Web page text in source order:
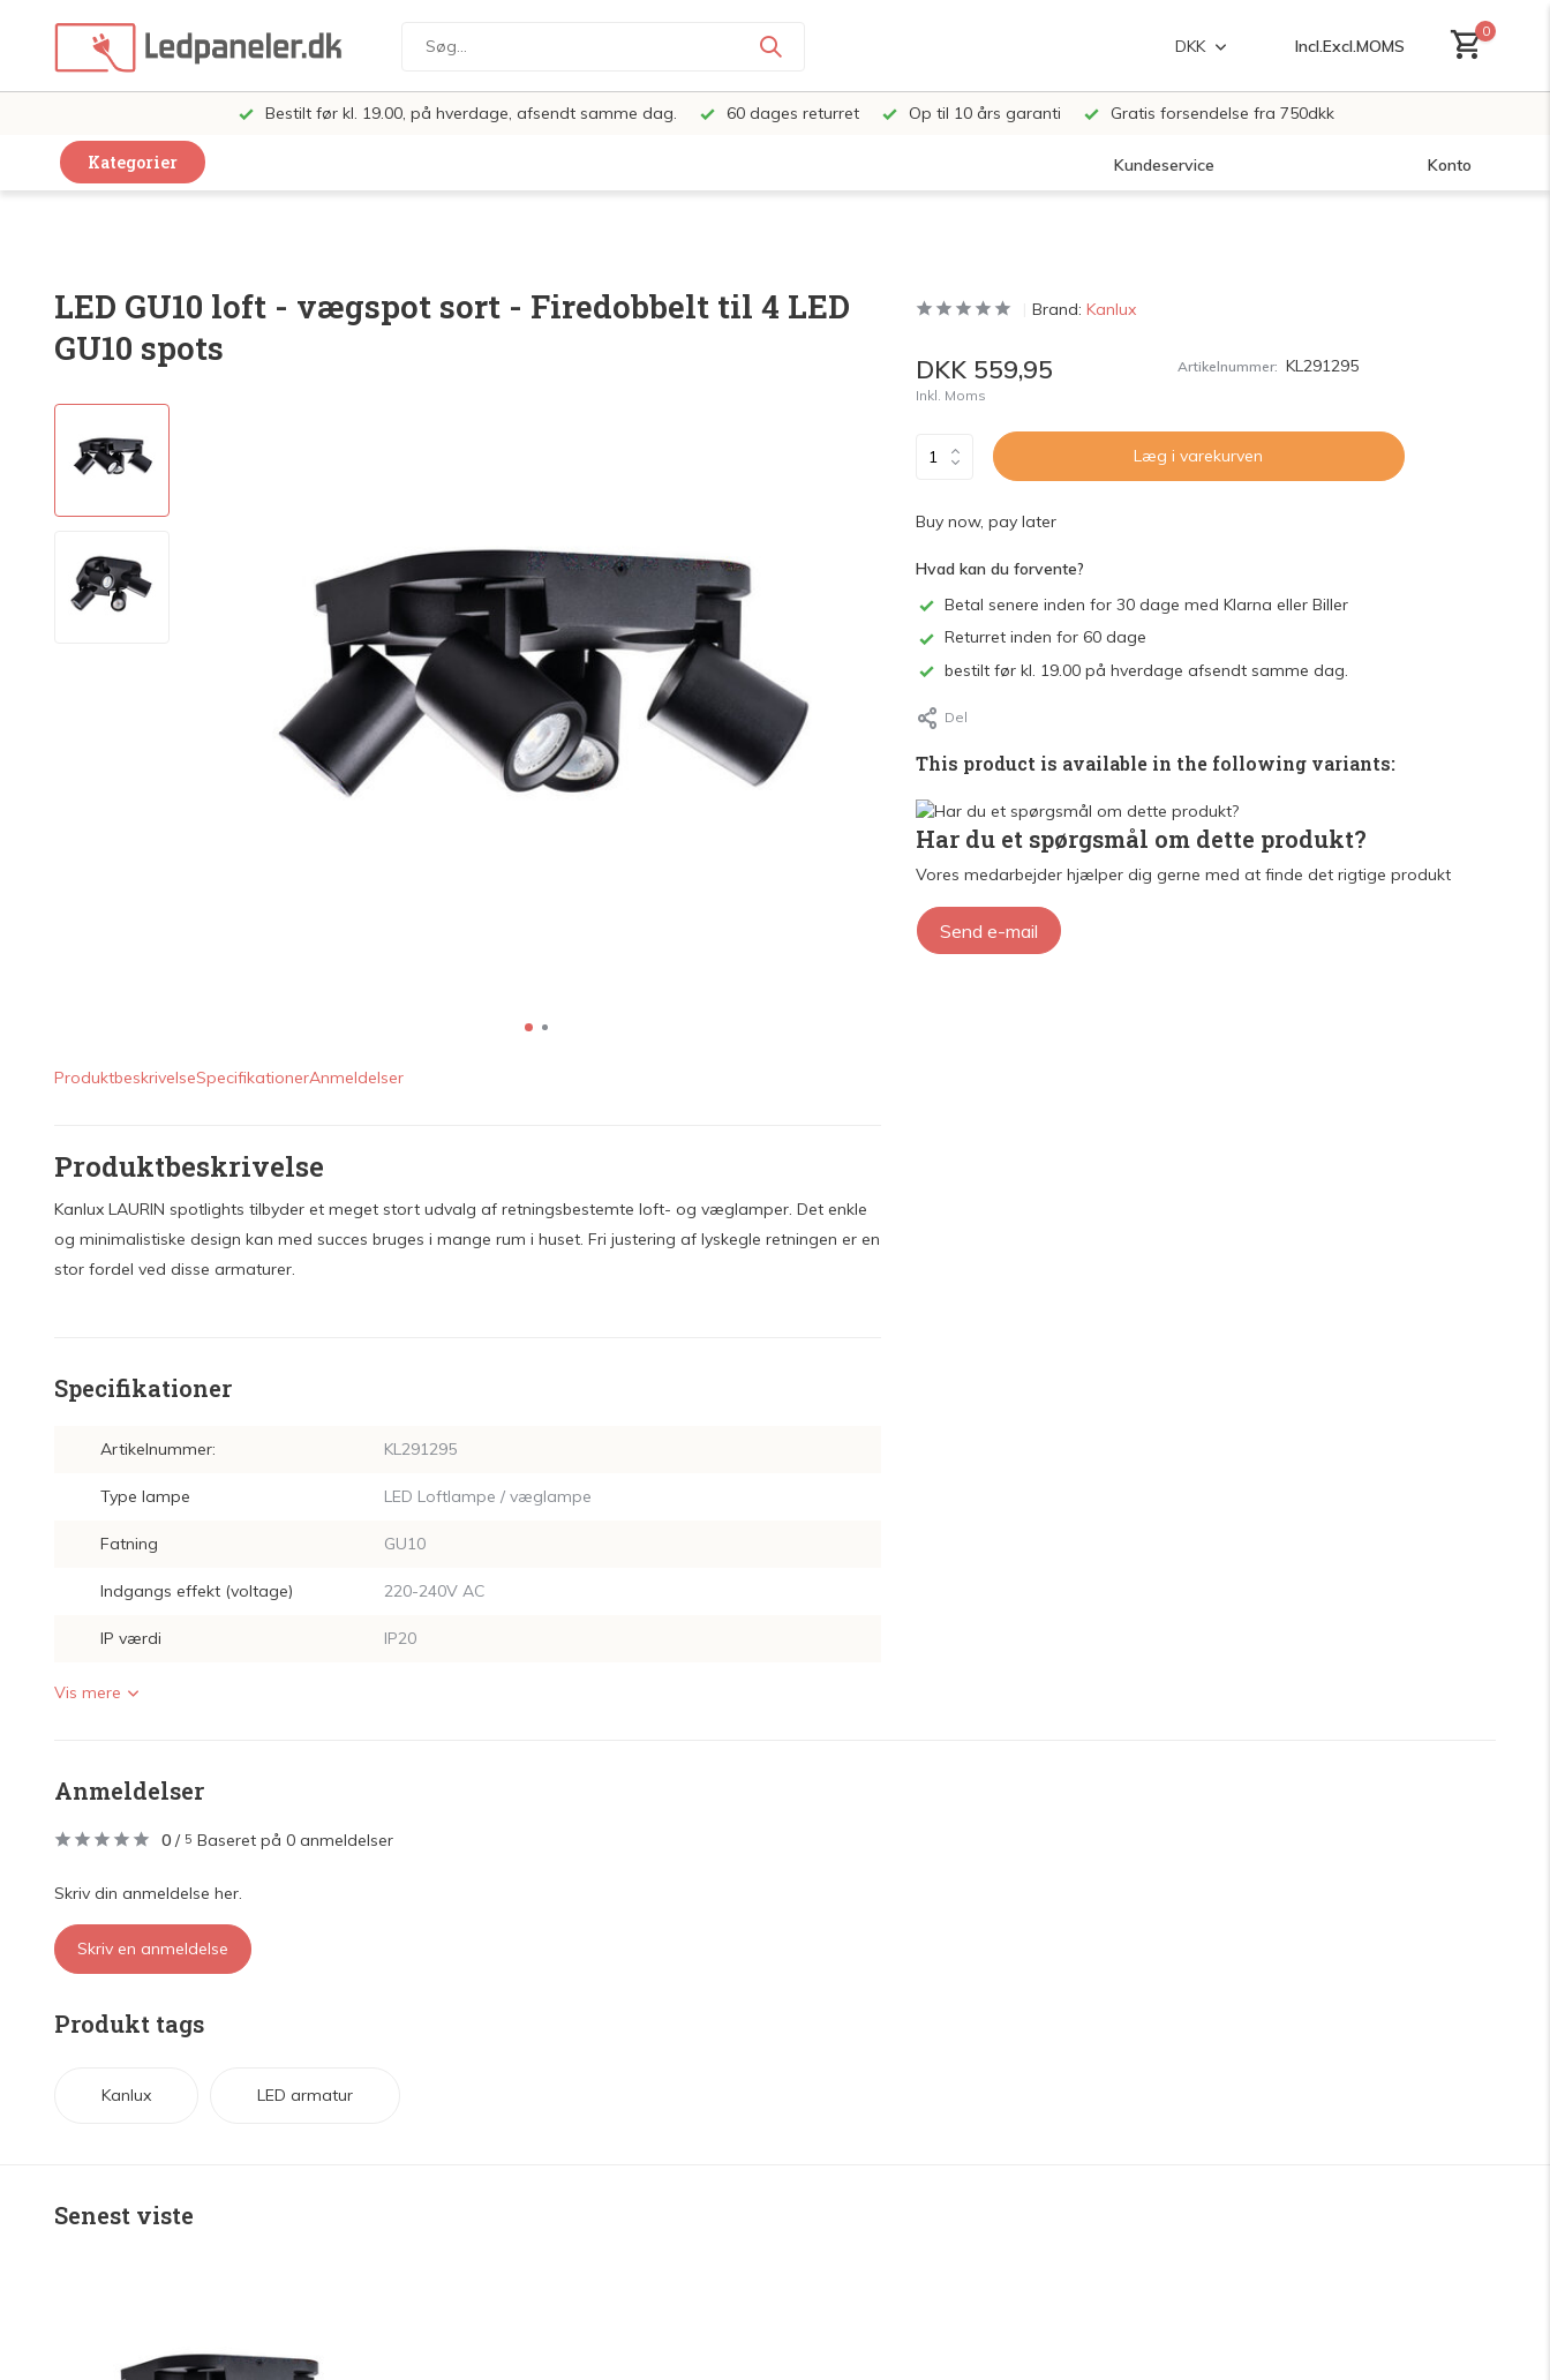
DKK Incl.Excl.MOMS
0
Bestilt før kl. 19.00, på hverdage, afsendt samme dag. 60 dages returret Op til 10 års garanti Gratis forsendelse fra 750dkk
Kategorier Kundeservice Konto
LED Loft og Væglamper
LED Spots og lamper
LED Pærer
LED Armatur Komplet
LED High Bay Industrilamper
LED Projektørlamper
LED-strips og LED Lysslanger
Installationsmateriale og tilbehør
LED GU10 loft - vægspot sort - Firedobbelt til 4 LED
GU10 spots
ProduktbeskrivelseSpecifikationerAnmeldelser
Produktbeskrivelse
Kanlux LAURIN spotlights tilbyder et meget stort udvalg af retningsbestemte loft- og væglamper. Det enkle
og minimalistiske design kan med succes bruges i mange rum i huset. Fri justering af lyskegle retningen er en
stor fordel ved disse armaturer.
Specifikationer
Artikelnummer: KL291295
Type lampe LED Loftlampe / væglampe
Fatning GU10
Indgangs effekt (voltage) 220-240V AC
IP værdi IP20
Vis mere
Brand: Kanlux
DKK 559,95
Inkl. Moms
Artikelnummer: KL291295
Læg i varekurven
Buy now, pay later
Hvad kan du forvente?
Betal senere inden for 30 dage med Klarna eller Biller
Returret inden for 60 dage
bestilt før kl. 19.00 på hverdage afsendt samme dag.
Del
This product is available in the following variants:
Har du et spørgsmål om dette produkt?
Vores medarbejder hjælper dig gerne med at finde det rigtige produkt
Send e-mail
Anmeldelser
0 / 5 Baseret på 0 anmeldelser
Skriv din anmeldelse her.
Skriv en anmeldelse
Produkt tags
Kanlux LED armatur
Senest viste